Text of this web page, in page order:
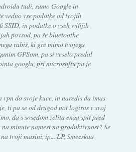
tudi, samo Google in
vedno vse podatke od tvojih
SSID, in podatke o vseh wifijih
povsod, pa še bluetoothe
rabiš, ki gre mimo tvojega
GPSom, pa si veselo predal
googlu, pri microsoftu pa je
do svoje kuce, in naredis da imas
ti pa se od drugod not logiras v svoj
da s sosedom zelita enga spit pred
minute namest na produktivnost? Se
tvoji masini, ip... LP, Smeeskaa